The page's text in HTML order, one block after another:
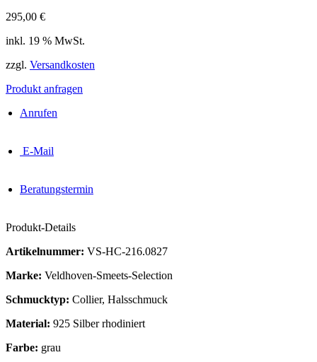
295,00 €
inkl. 19 % MwSt.
zzgl. Versandkosten
Produkt anfragen
Anrufen
E-Mail
Beratungstermin
Produkt-Details
Artikelnummer: VS-HC-216.0827
Marke: Veldhoven-Smeets-Selection
Schmucktyp: Collier, Halsschmuck
Material: 925 Silber rhodiniert
Farbe: grau